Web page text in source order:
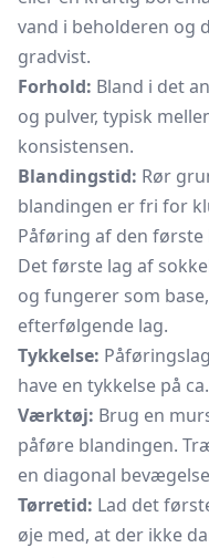
vand i beholderen og
gradvist.
Forhold: Bland i det
og pulver, typisk
konsistensen.
Blandingstid: Rør
blandingen er fri for
Påføring af den første
Det første lag af
og fungerer som
efterfølgende lag.
Tykkelse:
have en tykkelse på
Værktøj: Brug en
påføre blandingen.
en diagonal
Tørretid: Lad det
øje med, at der ikke